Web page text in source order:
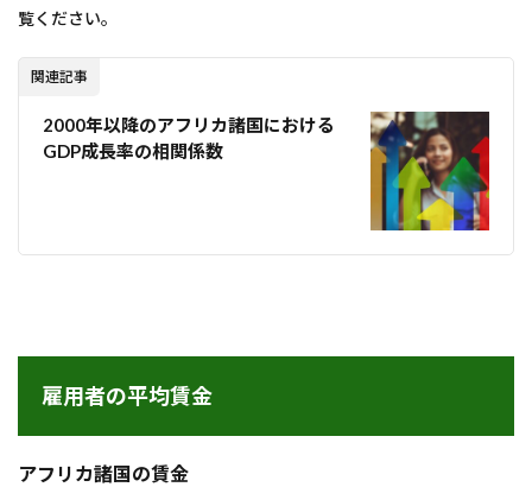
覧ください。
関連記事
2000年以降のアフリカ諸国における
GDP成長率の相関係数
雇用者の平均賃金
アフリカ諸国の賃金